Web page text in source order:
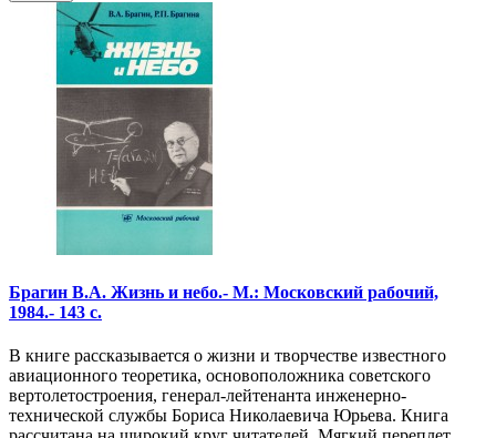
Брагин В.А. Жизнь и небо.- М.: Московский рабочий,
1984.- 143 с.
В книге рассказывается о жизни и творчестве известного
авиационного теоретика, основоположника советского
вертолетостроения, генерал-лейтенанта инженерно-
технической службы Бориса Николаевича Юрьева. Книга